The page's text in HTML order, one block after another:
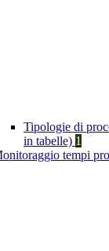
Tipologie di
in tabelle) 1
tempi